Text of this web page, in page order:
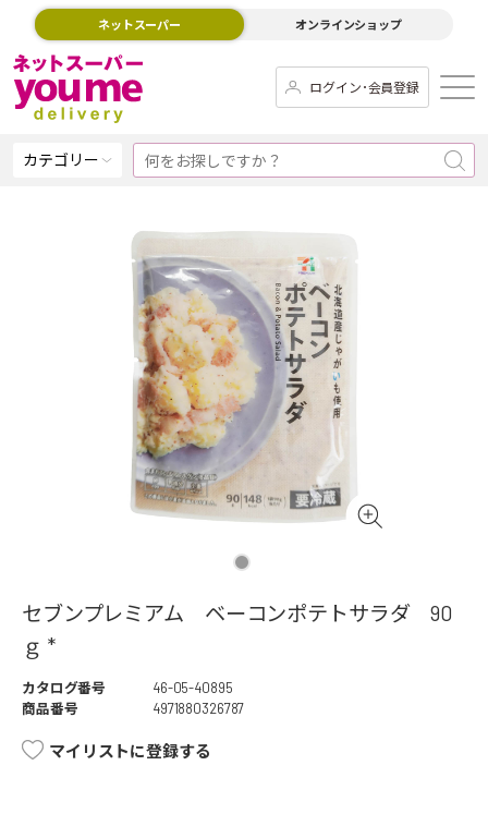
ネットスーパー オンラインショップ
ログイン･会員登録
カテゴリー
セブンプレミアム ベーコンポテトサラダ 90
ｇ *
カタログ番号
46-05-40895
商品番号
4971880326787
マイリストに登録する